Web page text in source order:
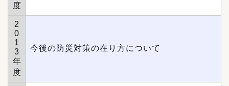
度
2
0
1
3
年
度
今後の防災対策の在り方について